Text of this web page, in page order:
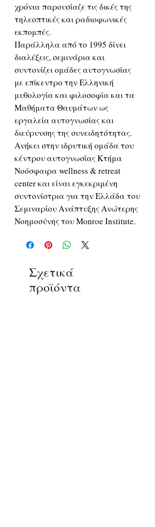
χρόνια παρουσίαζε τις δικές της
τηλεοπτικές και ραδιοφωνικές
εκπομπές.
Παράλληλα από το 1995 δίνει
διαλέξεις, σεμινάρια και
συντονίζει ομάδες αυτογνωσίας
με επίκεντρο την Ελληνική
μυθολογία και φιλοσοφία και τα
Μαθήματα Θαυμάτων ως
εργαλεία αυτογνωσίας και
διεύρυνσης της συνειδητότητας.
Ανήκει στην ιδρυτική ομάδα του
κέντρου αυτογνωσίας Κτήμα
Νοόσφαιρα wellness & retreat
center και είναι εγκεκριμένη
συντονίστρια για την Ελλάδα του
Σεμιναρίου Ανάπτυξης Ανώτερης
Νοημοσύνης του Monroe Institute.
Σχετικά
προϊόντα